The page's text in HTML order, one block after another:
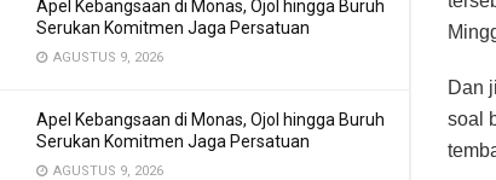
Apel Kebangsaan di Monas, Ojol hingga Buruh
Serukan Komitmen Jaga Persatuan
AGUSTUS 9, 2026
Apel Kebangsaan di Monas, Ojol hingga Buruh
Serukan Komitmen Jaga Persatuan
AGUSTUS 9, 2026
Dan
soal